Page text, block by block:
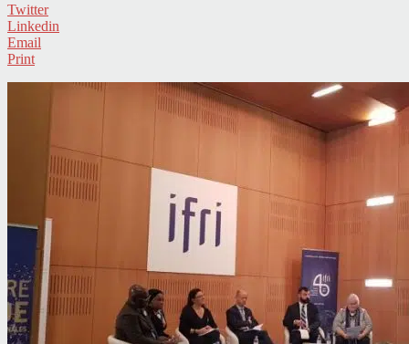
Twitter
Linkedin
Email
Print